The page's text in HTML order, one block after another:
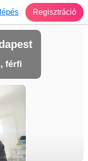
Regisztráció
férfi